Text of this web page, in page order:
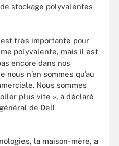
stockage polyvalentes
très importante pour
polyvalente, mais il est
encore dans nos
n’en sommes qu’au
Nous sommes
plus vite », a déclaré
de Dell
la maison-mère, a